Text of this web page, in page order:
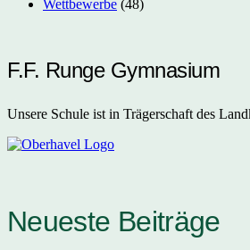
Wettbewerbe (48)
F.F. Runge Gymnasium
Unsere Schule ist in Trägerschaft des
Neueste Beiträge